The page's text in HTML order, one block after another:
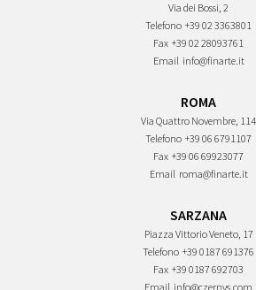
Via dei Bossi, 2
Telefono +39 02 3363801
Fax +39 02 28093761
Email info@finarte.it
ROMA
Via Quattro Novembre, 114
Telefono +39 06 6791107
Fax +39 06 69923077
Email roma@finarte.it
SARZANA
Piazza Vittorio Veneto, 17
Telefono +39 0187 691376
Fax +39 0187 692703
Email info@czernys.com